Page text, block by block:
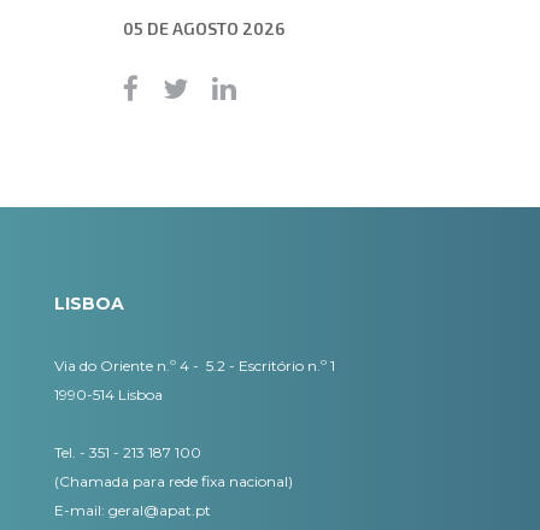
05 DE AGOSTO 2026
LISBOA
Via do Oriente n.º 4 - 5.2 - Escritório n.º 1
1990-514 Lisboa
Tel. - 351 - 213 187 100
(Chamada para rede fixa nacional)
E-mail: geral@apat.pt